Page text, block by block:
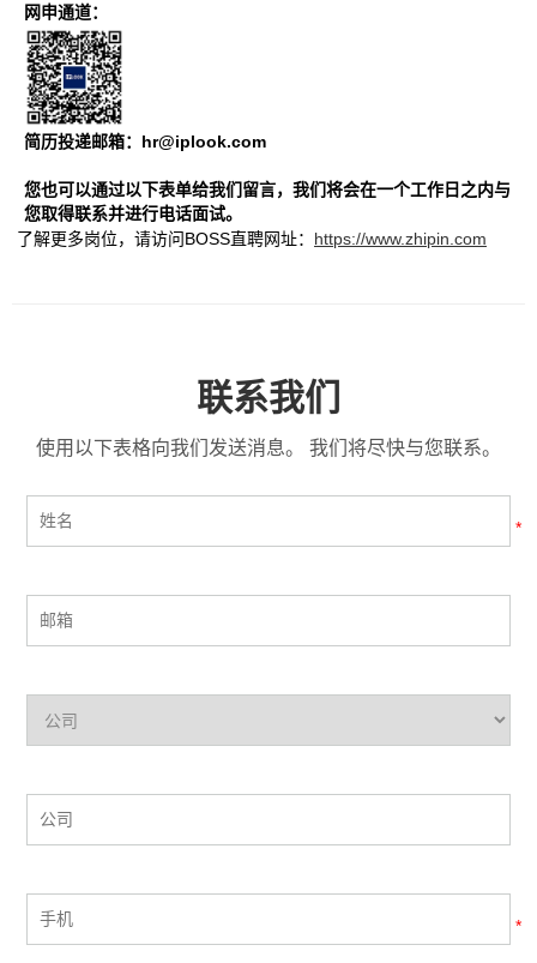
网申通道：
简历投递邮箱：hr@iplook.com
您也可以通过以下表单给我们留言，我们将会在一个工作日之内与
您取得联系并进行电话面试。
了解更多岗位，请访问BOSS直聘网址： https://www.zhipin.com
联系我们
使用以下表格向我们发送消息。 我们将尽快与您联系。
*
*